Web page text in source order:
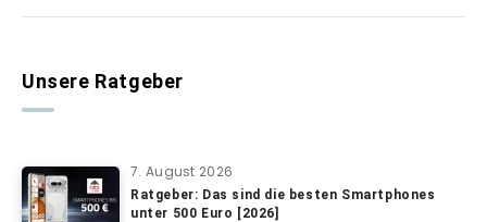
Unsere Ratgeber
7. August 2026
Ratgeber: Das sind die besten Smartphones
unter 500 Euro [2026]